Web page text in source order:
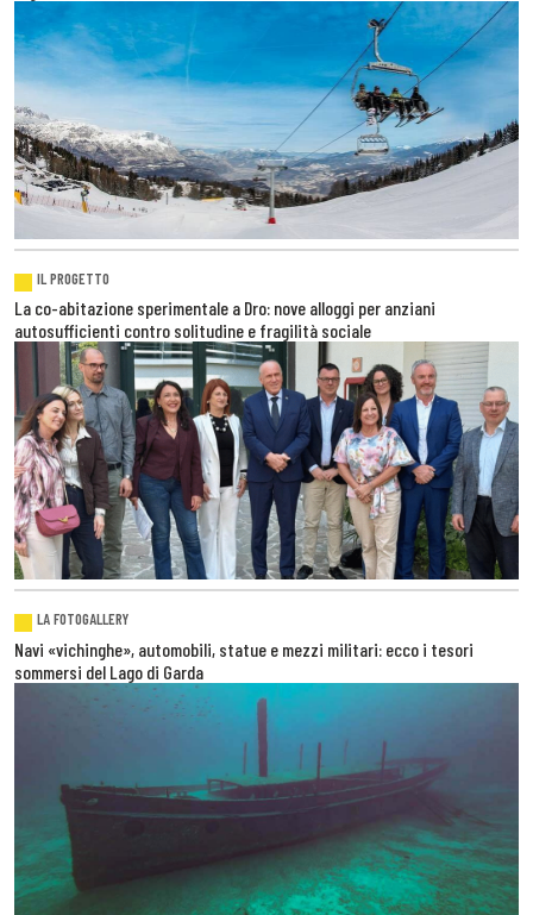
IL PROGETTO
La co-abitazione sperimentale a Dro: nove alloggi per anziani
autosufficienti contro solitudine e fragilità sociale
LA FOTOGALLERY
Navi «vichinghe», automobili, statue e mezzi militari: ecco i tesori
sommersi del Lago di Garda